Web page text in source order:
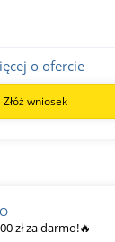
o ofercie
Złóż wniosek
zł za darmo!🔥